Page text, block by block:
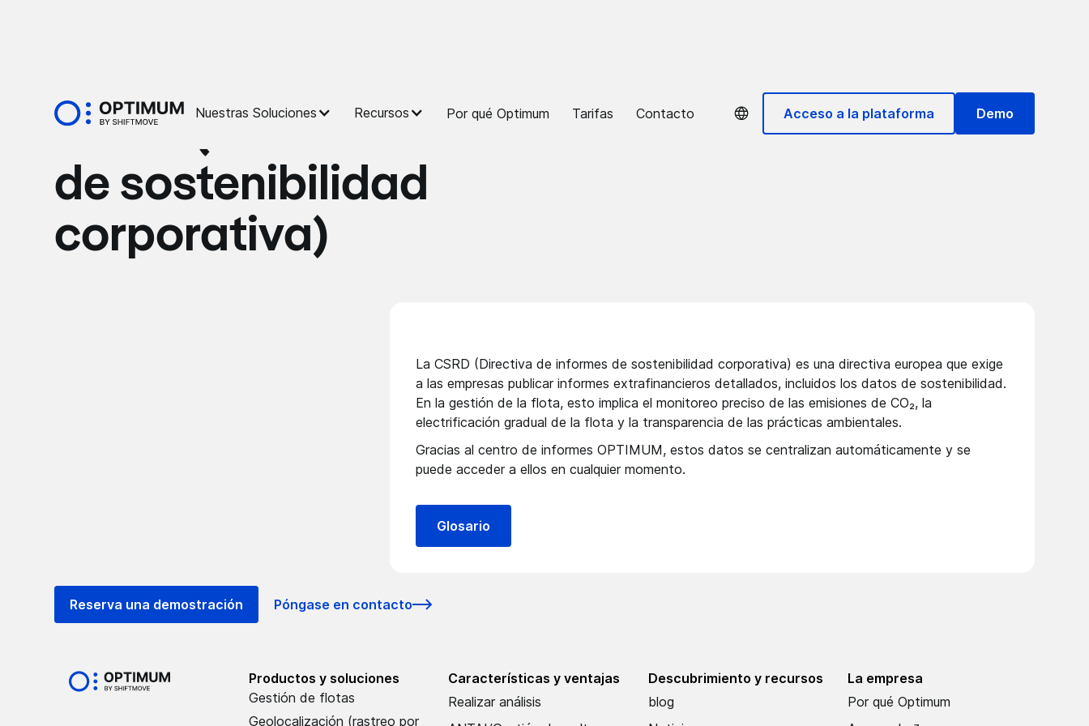
Nuestras Soluciones Recursos Por qué Optimum Tarifas Contacto Acceso a la plataforma Demo
CSRD (Directiva de informes
de sostenibilidad
corporativa)
La CSRD (Directiva de informes de sostenibilidad corporativa) es una directiva europea que exige
a las empresas publicar informes extrafinancieros detallados, incluidos los datos de sostenibilidad.
En la gestión de la flota, esto implica el monitoreo preciso de las emisiones de CO₂, la
electrificación gradual de la flota y la transparencia de las prácticas ambientales.
Gracias al centro de informes OPTIMUM, estos datos se centralizan automáticamente y se
puede acceder a ellos en cualquier momento.
Glosario
Reserva una demostración Póngase en contacto
Productos y soluciones
Gestión de flotas
Geolocalización (rastreo por
Características y ventajas
Realizar análisis
Descubrimiento y recursos
blog
La empresa
Por qué Optimum